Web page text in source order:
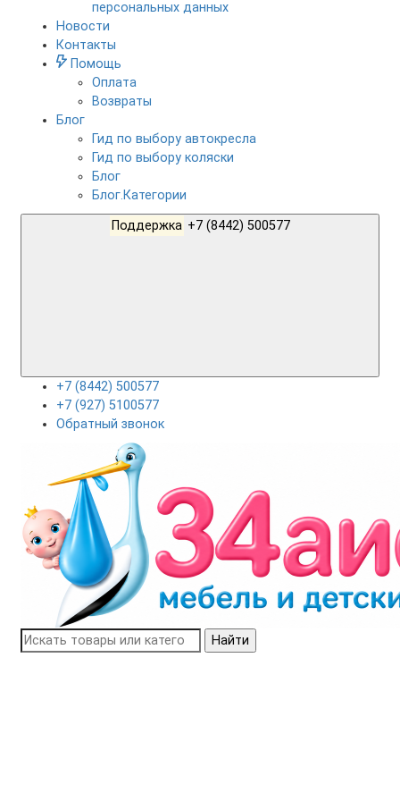
персональных данных
Новости
Контакты
Помощь
Оплата
Возвраты
Блог
Гид по выбору автокресла
Гид по выбору коляски
Блог
Блог.Категории
Поддержка
+7 (8442) 500577
+7 (927) 5100577
Обратный звонок
Найти